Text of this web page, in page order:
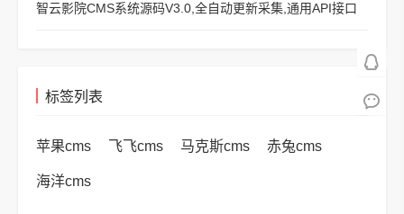
智云影院CMS系统源码V3.0,全自动更新采集,通用API接口
标签列表
苹果cms 飞飞cms 马克斯cms 赤兔cms
海洋cms